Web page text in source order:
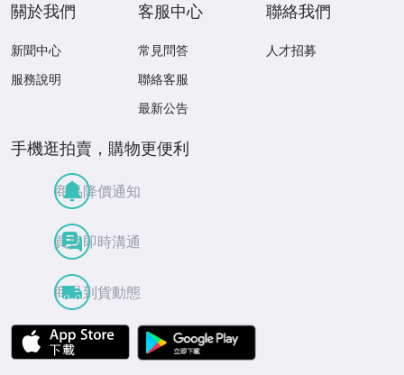
關於我們
新聞中心
服務說明
客服中心
常見問答
聯絡客服
最新公告
聯絡我們
人才招募
手機逛拍賣，購物更便利
商品降價通知
買賣即時溝通
商品到貨動態
APP Store